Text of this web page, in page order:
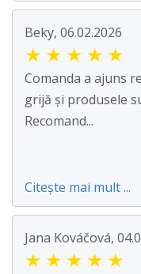
Beky, 06.02.2026
★ ★ ★ ★ ★
Comanda a ajuns
grijă și produsele
Recomand...
Citește mai mult ...
Jana Kováčová,
★ ★ ★ ★ ★